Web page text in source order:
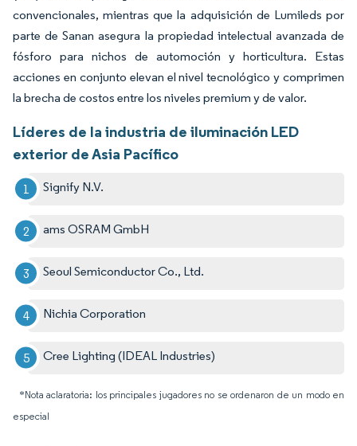
convencionales, mientras que la adquisición de Lumileds por
parte de Sanan asegura la propiedad intelectual avanzada de
fósforo para nichos de automoción y horticultura. Estas
acciones en conjunto elevan el nivel tecnológico y comprimen
la brecha de costos entre los niveles premium y de valor.
Líderes de la industria de iluminación LED
exterior de Asia Pacífico
Signify N.V.
ams OSRAM GmbH
Seoul Semiconductor Co., Ltd.
Nichia Corporation
Cree Lighting (IDEAL Industries)
*Nota aclaratoria: los principales jugadores no se ordenaron de un modo en
especial